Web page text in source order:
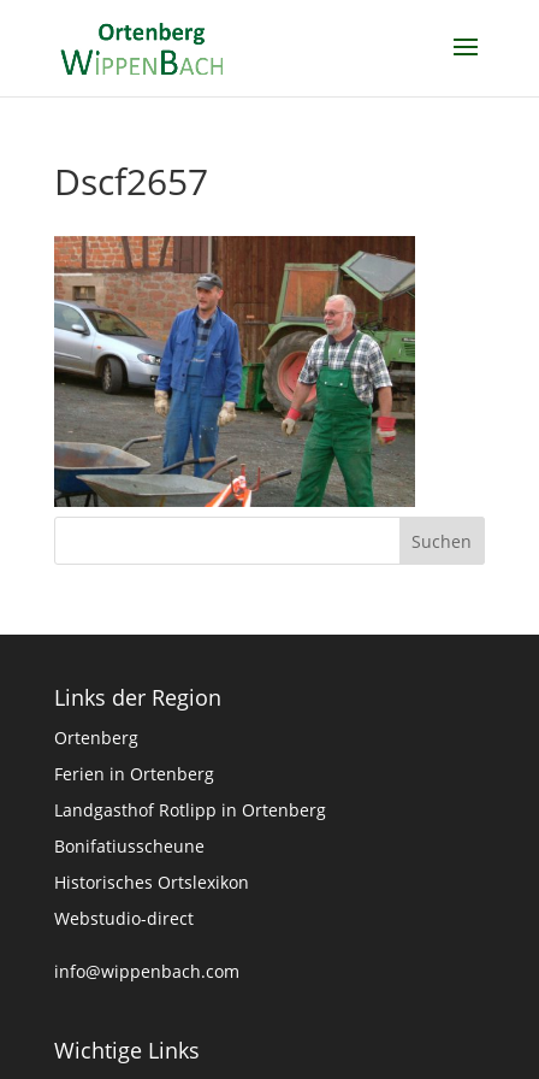
Dscf2657
Links der Region
Ortenberg
Ferien in Ortenberg
Landgasthof Rotlipp in Ortenberg
Bonifatiusscheune
Historisches Ortslexikon
Webstudio-direct
info@wippenbach.com
Wichtige Links